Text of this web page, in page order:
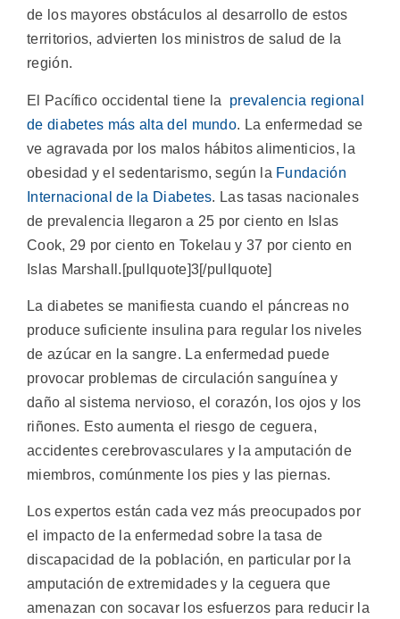
de los mayores obstáculos al desarrollo de estos
territorios, advierten los ministros de salud de la
región.
El Pacífico occidental tiene la
prevalencia regional
de diabetes más alta del mundo. La enfermedad se
ve agravada por los malos hábitos alimenticios, la
obesidad y el sedentarismo, según la Fundación
Internacional de la Diabetes. Las tasas nacionales
de prevalencia llegaron a 25 por ciento en Islas
Cook, 29 por ciento en Tokelau y 37 por ciento en
Islas Marshall.[pullquote]3[/pullquote]
La diabetes se manifiesta cuando el páncreas no
produce suficiente insulina para regular los niveles
de azúcar en la sangre. La enfermedad puede
provocar problemas de circulación sanguínea y
daño al sistema nervioso, el corazón, los ojos y los
riñones. Esto aumenta el riesgo de ceguera,
accidentes cerebrovasculares y la amputación de
miembros, comúnmente los pies y las piernas.
Los expertos están cada vez más preocupados por
el impacto de la enfermedad sobre la tasa de
discapacidad de la población, en particular por la
amputación de extremidades y la ceguera que
amenazan con socavar los esfuerzos para reducir la